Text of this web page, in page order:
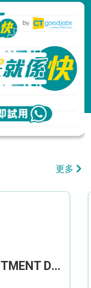
更多
THE REPULSE BAY RECRUITMENT DAY 淺水灣影灣園人才招聘會